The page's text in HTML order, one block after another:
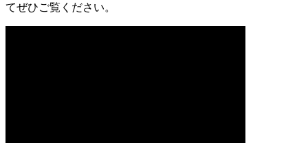
てぜひご覧ください。